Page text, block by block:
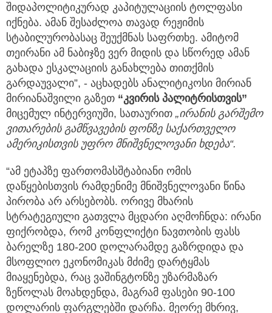
შიდაპოლიტიკურად კაპიტულაციის ტოლფასი
იქნება. ამან შესაძლოა თავად რეჟიმის
სტაბილურობასაც შეუქმნას საფრთხე. ამიტომ
თეირანი ამ ნაბიჯზე ვერ მიდის და სწორედ ამან
გახადა ესკალაციის განახლება თითქმის
გარდაუვალი”, - აცხადებს ანალიტიკოსი მირიან
მირიანაშვილი გაზეთ “კვირის პალიტრისთვის”
მიცემულ ინტერვიუში, სათაურით „ირანის გარშემო
ვითარების გამწვავების ფონზე საქართველო
ამერიკისთვის უფრო მნიშვნელოვანი ხდება“.
“ამ ეტაპზე ფართომასშტაბიანი ომის
დაწყებისთვის რამდენიმე მნიშვნელოვანი წინა
პირობა არ არსებობს. ორივე მხარის
სტრატეგიული გათვლა მცდარი აღმოჩნდა: ირანი
ფიქრობდა, რომ კონფლიქტი ნავთობის ფასს
ბარელზე 180-200 დოლარამდე გაზრდიდა და
მსოფლიო ეკონომიკას მძიმე დარტყმას
მიაყენებდა, რაც ვაშინგტონზე უზარმაზარ
ზეწოლას მოახდენდა, მაგრამ ფასები 90-100
დოლარის ფარგლებში დარჩა. მეორე მხრივ,